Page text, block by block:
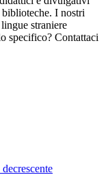
I nostri
straniere
specifico? Contattaci